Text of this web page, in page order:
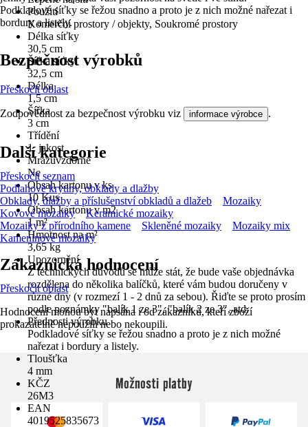
Použití
Komerční prostory / objekty, Soukromé prostory
Délka síťky
30,5 cm
Šířka síťky
32,5 cm
Délka
1,5 cm
Šířka
3 cm
Třídění
1. jakost
Mrazuvzdorné
Ne
Obsah kartonu v ks
10 Kus
Obsah kartonu v m2
1 m²
Hmotnost na m²
3,65 kg
Upozornění
Z technických důvodů se může stát, že bude vaše objednávka
rozdělena do několika balíčků, které vám budou doručeny v
různé dny (v rozmezí 1 - 2 dnů za sebou). Řiďte se proto prosím
podle poznámky "balík 1 ze 3", "balík 2 ze 3", atd.
Přednosti výrobku
Podkladové síťky se řežou snadno a proto je z nich možné
nařezat i bordury a listely.
Tloušťka
4 mm
KČZ
26M3
EAN
4019525835673
Podkladové síťky se řežou snadno a proto je z nich možné nařezat i
bordury a listely.
Bezpečnost výrobků
Přeskočit oblast
Zodpovědnost za bezpečnost výrobku viz informace výrobce .
Další kategorie
Přeskočit seznam
Podlahové krytiny, obklady a dlažby
Obklady, dlažby a příslušenství obkladů a dlažeb
Mozaiky
Kovové mozaiky
Keramické mozaiky
Mozaiky z přírodního kamene
Skleněné mozaiky
Mozaiky mix
Kameninové mozaiky
Zákaznická hodnocení
Přeskočit oblast
Hodnocení mohou být napsána i od zákazníků, kteří zboží
prokazatelně nepoužili nebo nekoupili.
Možnosti platby